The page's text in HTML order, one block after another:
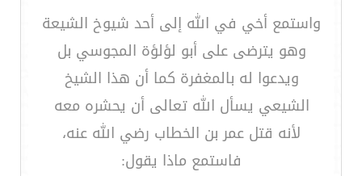
واستمع أخي في الله إلى أحد شيوخ الشيعة
وهو يترضى على أبو لؤلؤة المجوسي بل
ويدعوا له بالمغفرة كما أن هذا الشيخ
الشيعي يسأل الله تعالى أن يحشره معه
لأنه قتل عمر بن الخطاب رضي الله عنه،
فاستمع ماذا يقول: